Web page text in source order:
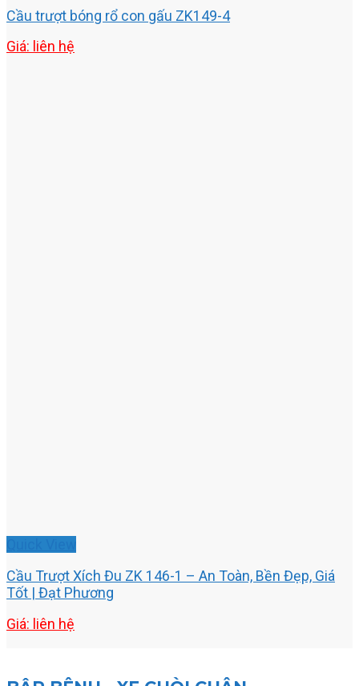
Cầu trượt bóng rổ con gấu ZK149-4
Giá: liên hệ
Cầu Trượt Xích Đu ZK 146-1 – An Toàn, Bền Đẹp, Giá
Tốt | Đạt Phương
Giá: liên hệ